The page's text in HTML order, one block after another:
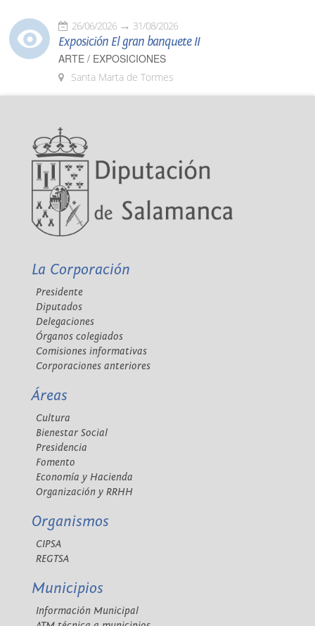
26/06/2026 31/08/2026
Exposición El gran banquete II
ARTE / EXPOSICIONES
Santa Marta de Tormes
La Corporación
Presidente
Diputados
Delegaciones
Órganos colegiados
Comisiones informativas
Corporaciones anteriores
Áreas
Cultura
Bienestar Social
Presidencia
Fomento
Economía y Hacienda
Organización y RRHH
Organismos
CIPSA
REGTSA
Municipios
Información Municipal